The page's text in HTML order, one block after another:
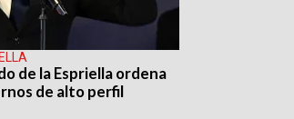
de la Espriella ordena
de alto perfil